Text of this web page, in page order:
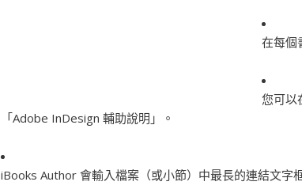
在每個
您可以
「Adobe InDesign 輔助說明」。
iBooks Author 會輸入檔案（或小節）中最長的連結文字